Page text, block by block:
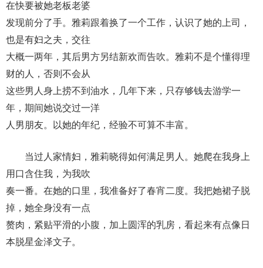
在快要被她老板老婆
发现前分了手。雅莉跟着换了一个工作，认识了她的上司，
也是有妇之夫，交往
大概一两年，其后男方另结新欢而告吹。雅莉不是个懂得理
财的人，否则不会从
这些男人身上捞不到油水，几年下来，只存够钱去游学一
年，期间她说交过一洋
人男朋友。以她的年纪，经验不可算不丰富。
当过人家情妇，雅莉晓得如何满足男人。她爬在我身上
用口含住我，为我吹
奏一番。在她的口里，我准备好了春宵二度。我把她裙子脱
掉，她全身没有一点
赘肉，紧贴平滑的小腹，加上圆浑的乳房，看起来有点像日
本脱星金泽文子。